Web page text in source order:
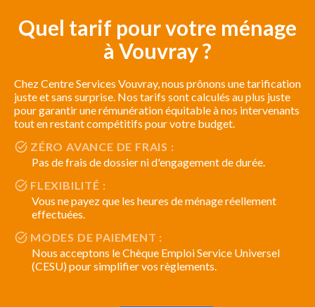
Quel tarif pour votre ménage
à Vouvray ?
Chez Centre Services Vouvray, nous prônons une tarification
juste et sans surprise. Nos tarifs sont calculés au plus juste
pour garantir une rémunération équitable à nos intervenants
tout en restant compétitifs pour votre budget.
ZÉRO AVANCE DE FRAIS :
Pas de frais de dossier ni d'engagement de durée.
FLEXIBILITÉ :
Vous ne payez que les heures de ménage réellement
effectuées.
MODES DE PAIEMENT :
Nous acceptons le Chèque Emploi Service Universel
(CESU) pour simplifier vos règlements.